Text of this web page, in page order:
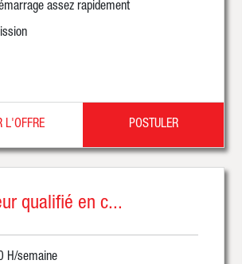
assez rapidement
L'OFFRE POSTULER
qualifié en c...
H/semaine